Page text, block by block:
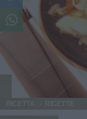
RICETTA